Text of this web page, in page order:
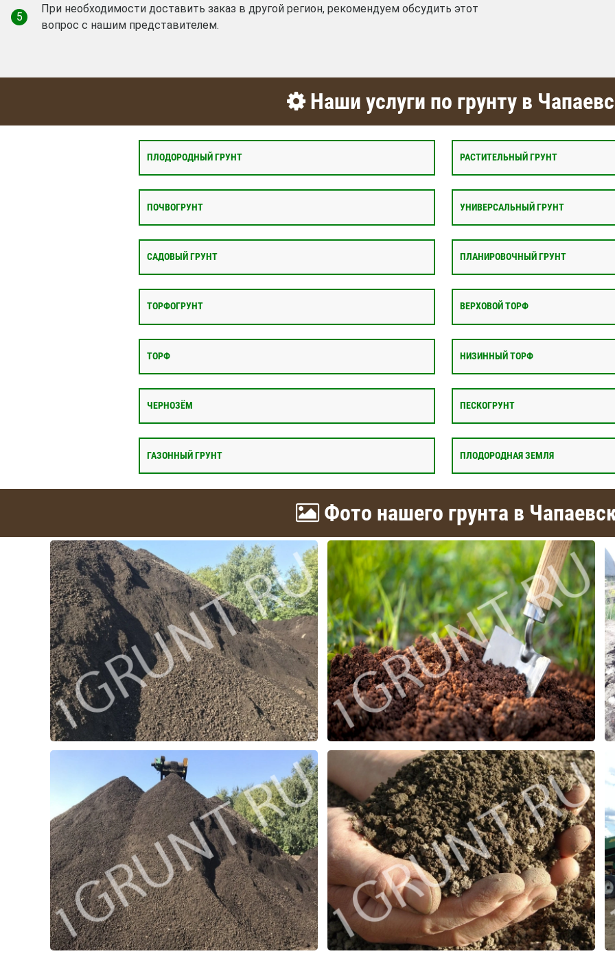
5
При необходимости доставить заказ в другой регион, рекомендуем обсудить этот
вопрос с нашим представителем.
Наши услуги по грунту в
ПЛОДОРОДНЫЙ ГРУНТ РАСТИТЕЛЬНЫЙ ГРУНТ
ПОЧВОГРУНТ УНИВЕРСАЛЬНЫЙ ГРУНТ
САДОВЫЙ ГРУНТ ПЛАНИРОВОЧНЫЙ ГРУНТ
ТОРФОГРУНТ ВЕРХОВОЙ ТОРФ
ТОРФ НИЗИННЫЙ ТОРФ
ЧЕРНОЗЁМ ПЕСКОГРУНТ
ГАЗОННЫЙ ГРУНТ ПЛОДОРОДНАЯ ЗЕМЛЯ
Фото нашего грунта в